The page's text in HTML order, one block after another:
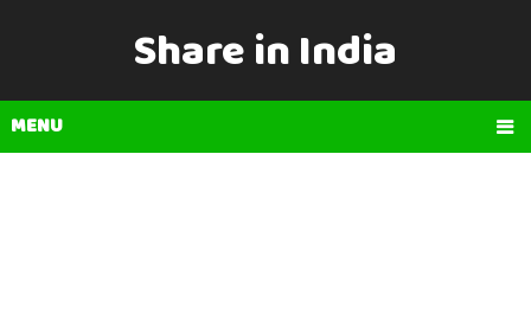
Share in India
MENU